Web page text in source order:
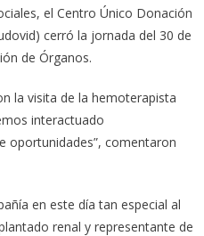
el Centro Único Donación
cerró la jornada del 30 de
de Órganos.
la visita de la hemoterapista
interactuado
oportunidades”, comentaron
en este día tan especial al
renal y representante de